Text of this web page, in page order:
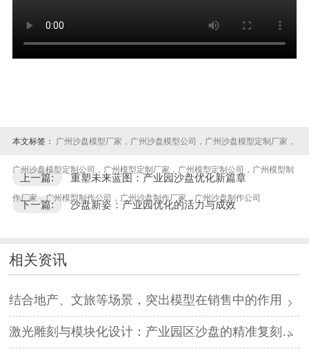
本文标签： 广州沙盘模型厂家，广州沙盘模型公司，广州沙盘模型定制厂家，
广州沙盘模型定制公司，广州模型定制厂家，广州模型定制公司，广州模型制
作厂家，广州模型制作公司，广州沙盘制作厂家，广州沙盘制作公司
上一篇: 重塑未来蓝图：产业园沙盘优化新篇章
下一篇: 沙盘新姿：产业园优化的活力与成效
相关资讯
结合地产、文旅等场景，突出模型在销售中的作用
激光雕刻与模块化设计：产业园区沙盘的精准复刻与快速迭代